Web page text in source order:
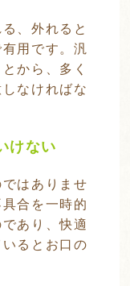
、外れると
用です。汎
から、多く
なければな
けない
はありませ
合を一時的
あり、快適
るとお口の